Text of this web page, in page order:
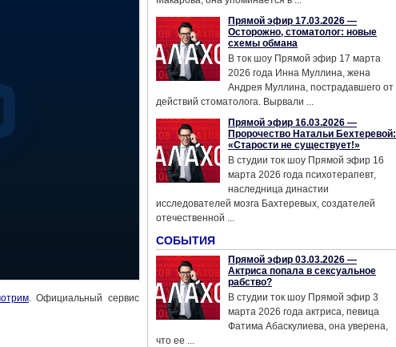
. Официальный сервис
Прямой эфир 17.03.2026 —
Осторожно, стоматолог: новые
схемы обмана
В ток шоу Прямой эфир 17 марта
2026 года Инна Муллина, жена
Андрея Муллина, пострадавшего от
действий стоматолога. Вырвали ...
Прямой эфир 16.03.2026 —
Пророчество Натальи Бехтеревой:
«Старости не существует!»
В студии ток шоу Прямой эфир 16
марта 2026 года психотерапевт,
наследница династии
исследователей мозга Бахтеревых, создателей
отечественной ...
СОБЫТИЯ
Прямой эфир 03.03.2026 —
Актриса попала в сексуальное
рабство?
В студии ток шоу Прямой эфир 3
марта 2026 года актриса, певица
Фатима Абаскулиева, она уверена,
что ее ...